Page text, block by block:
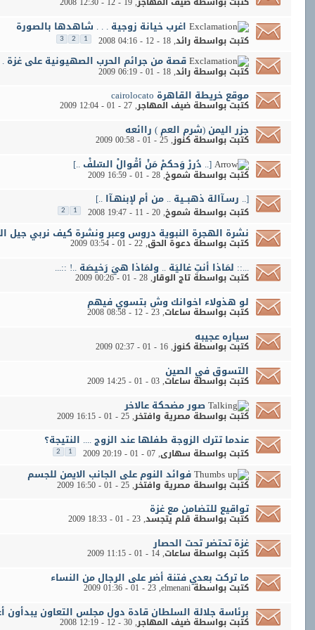
اغرب خيانة زوجية . . . شاهدها بالصورة
كتبت بواسطةرائد‏, 18 - 12 - 2008 04:16
1
2
3
قصة من جرائم الحرب الصهيونية على غزة
كتبت بواسطةرائد‏, 18 - 01 - 2009 06:19
موقع خريطة القاهرة cairolocato
كتبت بواسطةضيف المهاجر‏, 27 - 01 - 2009 12:04
جزر اليمن (شرم العم ) راائعه
كتبت بواسطةكنوز‏, 25 - 01 - 2009 00:58
[.. دُررْ وَحكمْ مَنْ أقْوالْ السّلفْ ..]
كتبت بواسطة شموخ‏, 28 - 01 - 2009 16:59
[.. رسـآالة ذهبــية .. من أم لإبنهـآا ..]
كتبت بواسطة شموخ‏, 20 - 11 - 2008 19:47
1
2
نشرة الهجرة النبوية دروس وعبر ونشرة كيف نربي جيل
كتبت بواسطةدعوة الحق‏, 22 - 01 - 2009 03:54
...:: لمَاذا أنتِ غاليَة .. ولمَاذا هيَ رَخيصَة ..! ::...
كتبت بواسطةتاج الوقار‏, 28 - 01 - 2009 00:26
لو هذولاء اخوانك وش بتسوي فيهم
كتبت بواسطةساعات‏, 23 - 12 - 2008 08:58
سياره عجيبه
كتبت بواسطةكنوز‏, 16 - 01 - 2009 02:37
التسوق في الصين
كتبت بواسطة ساعات‏, 03 - 01 - 2009 14:25
صور مضحكة عالاخر
كتبت بواسطة مصرية وافتخر‏, 25 - 01 - 2009 16:15
عندما تترك الزوجة طفلها عند الزوج .... النتيجة؟
كتبت بواسطة سهارى‏, 07 - 01 - 2009 20:19
1
2
فوائد النوم على الجانب الايمن للجسم
كتبت بواسطة مصرية وافتخر‏, 25 - 01 - 2009 16:50
تواقيع للتضامن مع غزة
كتبت بواسطة قلم يتجسد‏, 23 - 01 - 2009 18:33
غزة تحتضر تحت الحصار
كتبت بواسطة ساعات‏, 14 - 01 - 2009 11:15
ما تركت بعدي فتنة أضر على الرجال من النساء
كتبت بواسطةelmenani
‏, 23 - 01 - 2009 01:36
برئاسة جلالة السلطان قادة دول مجلس التعاون يبدأون
كتبت بواسطةضيف المهاجر‏, 30 - 12 - 2008 12:19